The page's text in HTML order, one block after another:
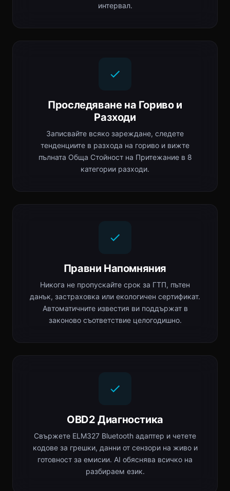
интервал.
Проследяване на Гориво и
Разходи
Записвайте всяко зареждане, следете
тенденциите в разхода на гориво и вижте
пълната Обща Стойност на Притежание в 8
категории разходи.
Правни Напомняния
Никога не пропускайте срок за ГТП, пътен
данък, застраховка или екологичен сертификат.
Автоматичните известия ви поддържат в
законово съответствие целогодишно.
OBD2 Диагностика
Свържете ELM327 Bluetooth адаптер и четете
кодове за грешки, данни от сензори на живо и
готовност за емисии. AI обяснява всичко на
разбираем език.